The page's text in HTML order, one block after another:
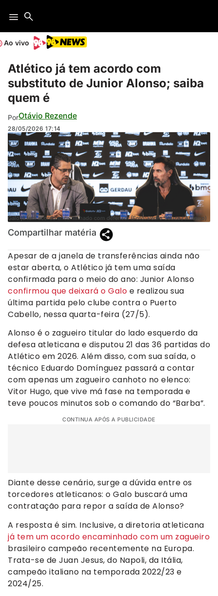
Ao vivo
Atlético já tem acordo com
substituto de Junior Alonso; saiba
quem é
PorOtávio Rezende
28/05/2026 17:14
Galo já tem acordo encaminhado com defensor (Foto: Pedro Souza / Atlético)
Compartilhar matéria
Apesar de a janela de transferências ainda não
estar aberta, o Atlético já tem uma saída
confirmada para o meio do ano: Junior Alonso
confirmou que deixará o Galo e realizou sua
última partida pelo clube contra o Puerto
Cabello, nessa quarta-feira (27/5).
Alonso é o zagueiro titular do lado esquerdo da
defesa atleticana e disputou 21 das 36 partidas do
Atlético em 2026. Além disso, com sua saída, o
técnico Eduardo Domínguez passará a contar
com apenas um zagueiro canhoto no elenco:
Vitor Hugo, que vive má fase na temporada e
teve poucos minutos sob o comando do “Barba”.
CONTINUA APÓS A PUBLICIDADE
Diante desse cenário, surge a dúvida entre os
torcedores atleticanos: o Galo buscará uma
contratação para repor a saída de Alonso?
A resposta é sim. Inclusive, a diretoria atleticana
já tem um acordo encaminhado com um zagueiro
brasileiro campeão recentemente na Europa.
Trata-se de Juan Jesus, do Napoli, da Itália,
campeão italiano na temporada 2022/23 e
2024/25.